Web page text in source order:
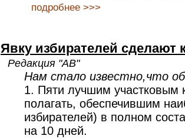
подробнее >>>
Явку избирателей сделают
Редакция "АВ"
Нам стало известно,что
1. Пяти лучшим участковым
полагать, обеспечившим
избирателей) в полном
на 10 дней.